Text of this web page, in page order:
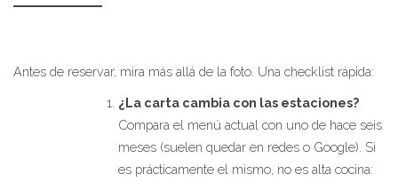
Antes de reservar, mira más allá de la foto. Una checklist rápida:
¿La carta cambia con las estaciones?
Compara el menú actual con uno de hace seis
meses (suelen quedar en redes o Google). Si
es prácticamente el mismo, no es alta cocina: